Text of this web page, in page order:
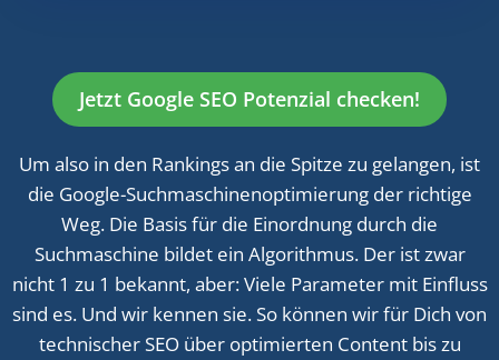
Jetzt Google SEO Potenzial checken!
Um also in den Rankings an die Spitze zu gelangen, ist
die Google-Suchmaschinenoptimierung der richtige
Weg. Die Basis für die Einordnung durch die
Suchmaschine bildet ein Algorithmus. Der ist zwar
nicht 1 zu 1 bekannt, aber: Viele Parameter mit Einfluss
sind es. Und wir kennen sie. So können wir für Dich von
technischer SEO über optimierten Content bis zu